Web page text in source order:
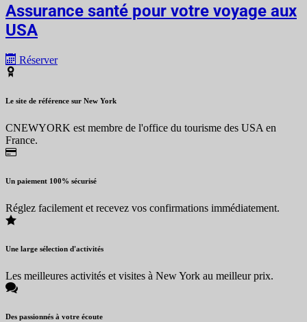
Assurance santé pour votre voyage aux
USA
Réserver
Le site de référence sur New York
CNEWYORK est membre de l'office du tourisme des USA en
France.
Un paiement 100% sécurisé
Réglez facilement et recevez vos confirmations immédiatement.
Une large sélection d'activités
Les meilleures activités et visites à New York au meilleur prix.
Des passionnés à votre écoute